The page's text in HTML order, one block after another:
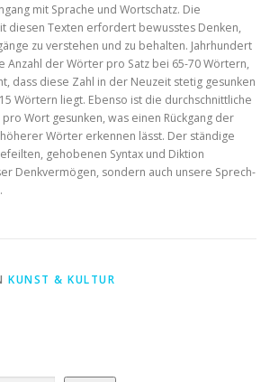
mit Sprache und Wortschatz. Die
diesen Texten erfordert bewusstes Denken,
zu verstehen und zu behalten. Jahrhundert
Anzahl der Wörter pro Satz bei 65-70 Wörtern,
dass diese Zahl in der Neuzeit stetig gesunken
Wörtern liegt. Ebenso ist die durchschnittliche
Wort gesunken, was einen Rückgang der
Wörter erkennen lässt. Der ständige
gehobenen Syntax und Diktion
Denkvermögen, sondern auch unsere Sprech-
KUNST & KULTUR